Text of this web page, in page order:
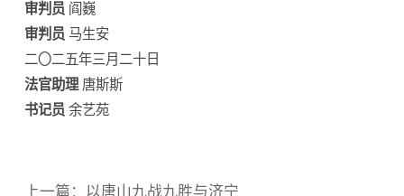
审判员 阎巍
审判员 马生安
二〇二五年三月二十日
法官助理唐斯斯
书记员 余艺苑
上一篇： 以唐山九战九胜与济宁